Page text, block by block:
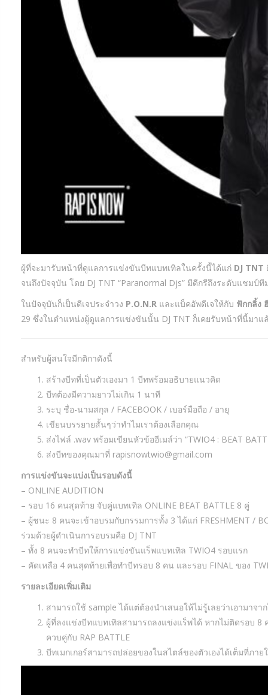
ผู้ที่จะมารับหน้าที่ดูแลการแข่งขันบีทแบทเทิลในครั้งนี้ได้แก่ DJ TNT
จนถึงปัจจุบัน โดย DJ TNT “Paranormal Djs” มีดีกรีถึงระดับแชมป์
ในปัจจุบันก็เป็นดีเจประจำวง P.O.N.R และแบ็คอัพดีเจให้กับ ฟักกลิ้ง
29 ซึ่งในตำแหน่งผู้ดูแลการแข่งขันนั้น DJ TNT ก็เคยรับหน้าที่นี้มาแ
สำหรับผู้สนใจมีกติกาดังนี้
สร้างบีทที่เป็นตัวเองมา 1 บีทพร้อมอธิบายแนวคิด
บีทต้องมีความยาวไม่เกิน 1 นาที
ระบุ ชื่อ-นามสกุล / FACEBOOK / เบอร์มือถือ / อายุ
เขียนบรรยายสั้นๆว่าทำไมเราต้องเลือกคุณ
ส่งไฟล์ .wav พร้อมเขียนหัวข้ออีเมล์ว่า “TWIO4 : BEAT
ส่งบีทของคุณมาที่ rapisnowtwio@gmail.com
การแข่งขันจะแบ่งเป็นรอบดังนี้
– ONLINE AUDITION
– รอบ 16 คนสุดท้าย จับคู่แบทเทิล ONLINE BEAT BATTLE 8 คู่
– ผู้ชนะ 8 คนจะเข้าอบรมกับกรรมการทั้ง 3 ได้แก่ FRESHMENT /
ร่วมด้วยผู้ดำเนินการอบรมคือ DJ TNT
– ทั้ง 8 คนจะทำบีทให้การแข่งขันแร็พแบทเทิล TWIO4 รอบแรก
– คัดเหลือ 4 คนสุดท้ายเพื่อทำบีทรอบ 8 คน และรอบ FINAL ของ
รายละเอียดเพิ่มเติม
สามารถใช้ sample ได้แต่ต้องนำเสนอให้ไม่รู้เลยว่าเอามาจ
ผู้ที่ลงแข่งบีทแบทเทิลสามารถลงแข่งแร็พได้ หากไม่ติดรอบ 8
ควบคู่กับ RAP BATTLE
บีทเมกเกอร์สามารถปล่อยของในสไตล์ของตัวเองได้เต็มที่ภา